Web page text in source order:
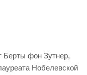
Берты фон Зутнер,
Нобелевской